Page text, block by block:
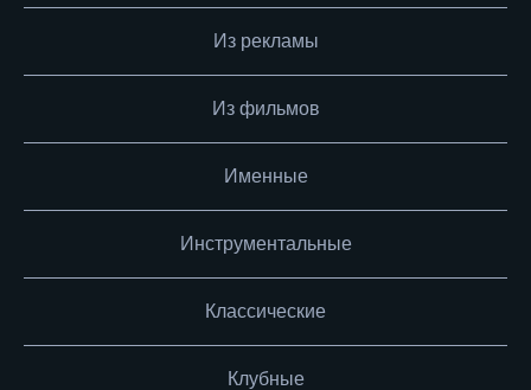
Из рекламы
Из фильмов
Именные
Инструментальные
Классические
Клубные